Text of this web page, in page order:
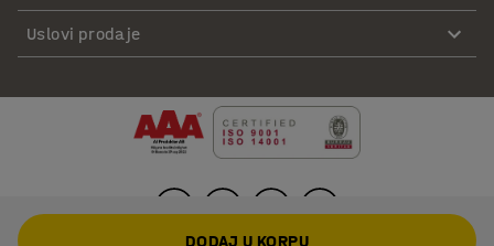
Uslovi prodaje
DODAJ U KORPU